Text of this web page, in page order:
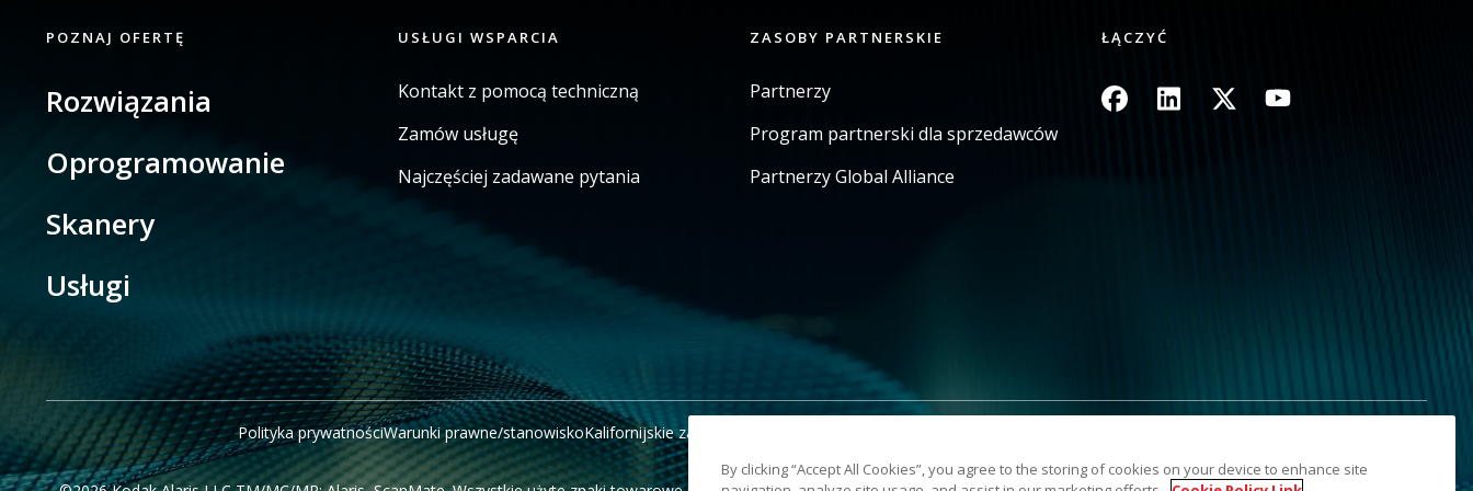
POZNAJ OFERTĘ
Rozwiązania
Oprogramowanie
Skanery
Usługi
USŁUGI WSPARCIA
Kontakt z pomocą techniczną
Zamów usługę
Najczęściej zadawane pytania
ZASOBY PARTNERSKIE
Partnerzy
Program partnerski dla sprzedawców
Partnerzy Global Alliance
ŁĄCZYĆ
Obraz Obraz Obraz Obraz
Polityka prywatnościWarunki prawne/stanowiskoKalifornijskie zawiadomienie o windykacji
By clicking “Accept All Cookies”, you agree to the storing of cookies on your device to enhance site